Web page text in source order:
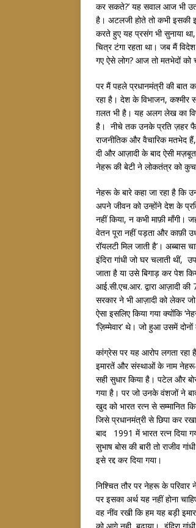
कर सकते?’ यह सवाल आज भी
है। अटलजी होते तो कभी इसकी
करते हुए यह प्रसंग भी सुनाया
चित्र टंगा रहता था। जब मैं
गए ऐसे लोग? आज तो मतभेदों को
पर मैं पहले प्रधानमंत्री की
रहा है। देश के विभाजन, कश्मीर
ग़लत भी है। यह अलग लेख का
है। नीचे तक उनके प्रति ज़हर
राजनीतिक और वैचारिक मतभेद
दी और आज़ादी के बाद ऐसी मज़बूत
नेहरू की बेटी ने लोकतंत्र को
नेहरू के बारे कहा जा रहा है कि
अपने जीवन को उन्होंने देश के
नहीं किया, न कभी माफ़ी माँगी।
वेतन पूरा नहीं पड़ता और काफ़ी
रॉयलटी मिल जाती है’। अब्बास
इंदिरा गांधी जो घर चलाती
जाता है या उसे बिगाड़ कर पेश
आई.सी.एच.आर. द्वारा आज़ादी
सरकार ने भी आज़ादी को लेकर जो
ऐसा इसलिए किया गया क्योंकि
‘ज़िम्मेवार’ थे। जो हुआ उसमें दोनों
कांग्रेस पर यह आरोप लगता
इमारतें और संस्थाओं के नाम नेहरू-
सही सुधार किया है। पटेल और
गया है। पर जो उनके वंशजों ने
खुद को भारत रत्न से सम्मानित
जिसे प्रधानमंत्री से छिपा कर
बाद 1991 में भारत रत्न दिया
सुभाष बोस की बारी तो
इसे रद्द कर दिया गया।
निश्चित तौर पर नेहरू के
पर इसका अर्थ यह नहीं होना
वह नींव रखी कि हम यह बड़ी